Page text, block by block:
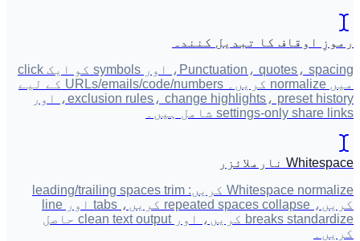
رموزِ اوقاف کا تبدیل کنندہ
Punctuation، quotes، spacing، اور symbols کو ایک click
میں normalize کریں۔ URLs/emails/code/numbers کے لیے
exclusion rules، change highlights، preset history، اور
settings-only share links شامل ہیں۔
Whitespace نارملائزر
Whitespace normalize کریں: leading/trailing spaces trim
کریں، repeated spaces collapse کریں، tabs اور line
breaks standardize کریں، اور clean text output حاصل
کریں۔